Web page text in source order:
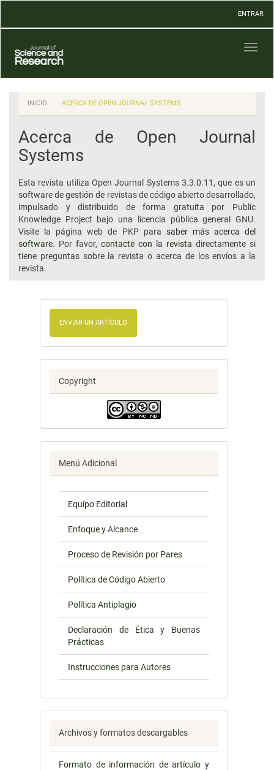
Contenido
Barra
lateral
ENTRAR
INICIO ACERCA DE OPEN JOURNAL SYSTEMS
Acerca de Open Journal
Systems
Esta revista utiliza Open Journal Systems 3.3.0.11, que es un
software de gestión de revistas de código abierto desarrollado,
impulsado y distribuido de forma gratuita por Public
Knowledge Project bajo una licencia pública general GNU.
Visite la página web de PKP para saber más acerca del
software. Por favor, contacte con la revista directamente si
tiene preguntas sobre la revista o acerca de los envíos a la
revista.
ENVIAR UN ARTÍCULO
Copyright
Menú Adicional
Equipo Editorial
Enfoque y Alcance
Proceso de Revisión por Pares
Política de Código Abierto
Política Antiplagio
Declaración de Ética y Buenas
Prácticas
Instrucciones para Autores
Archivos y formatos descargables
Formato de información de artículo y